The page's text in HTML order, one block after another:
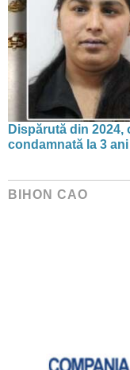
Dispărută din
condamnată la 3
BIHON CAO